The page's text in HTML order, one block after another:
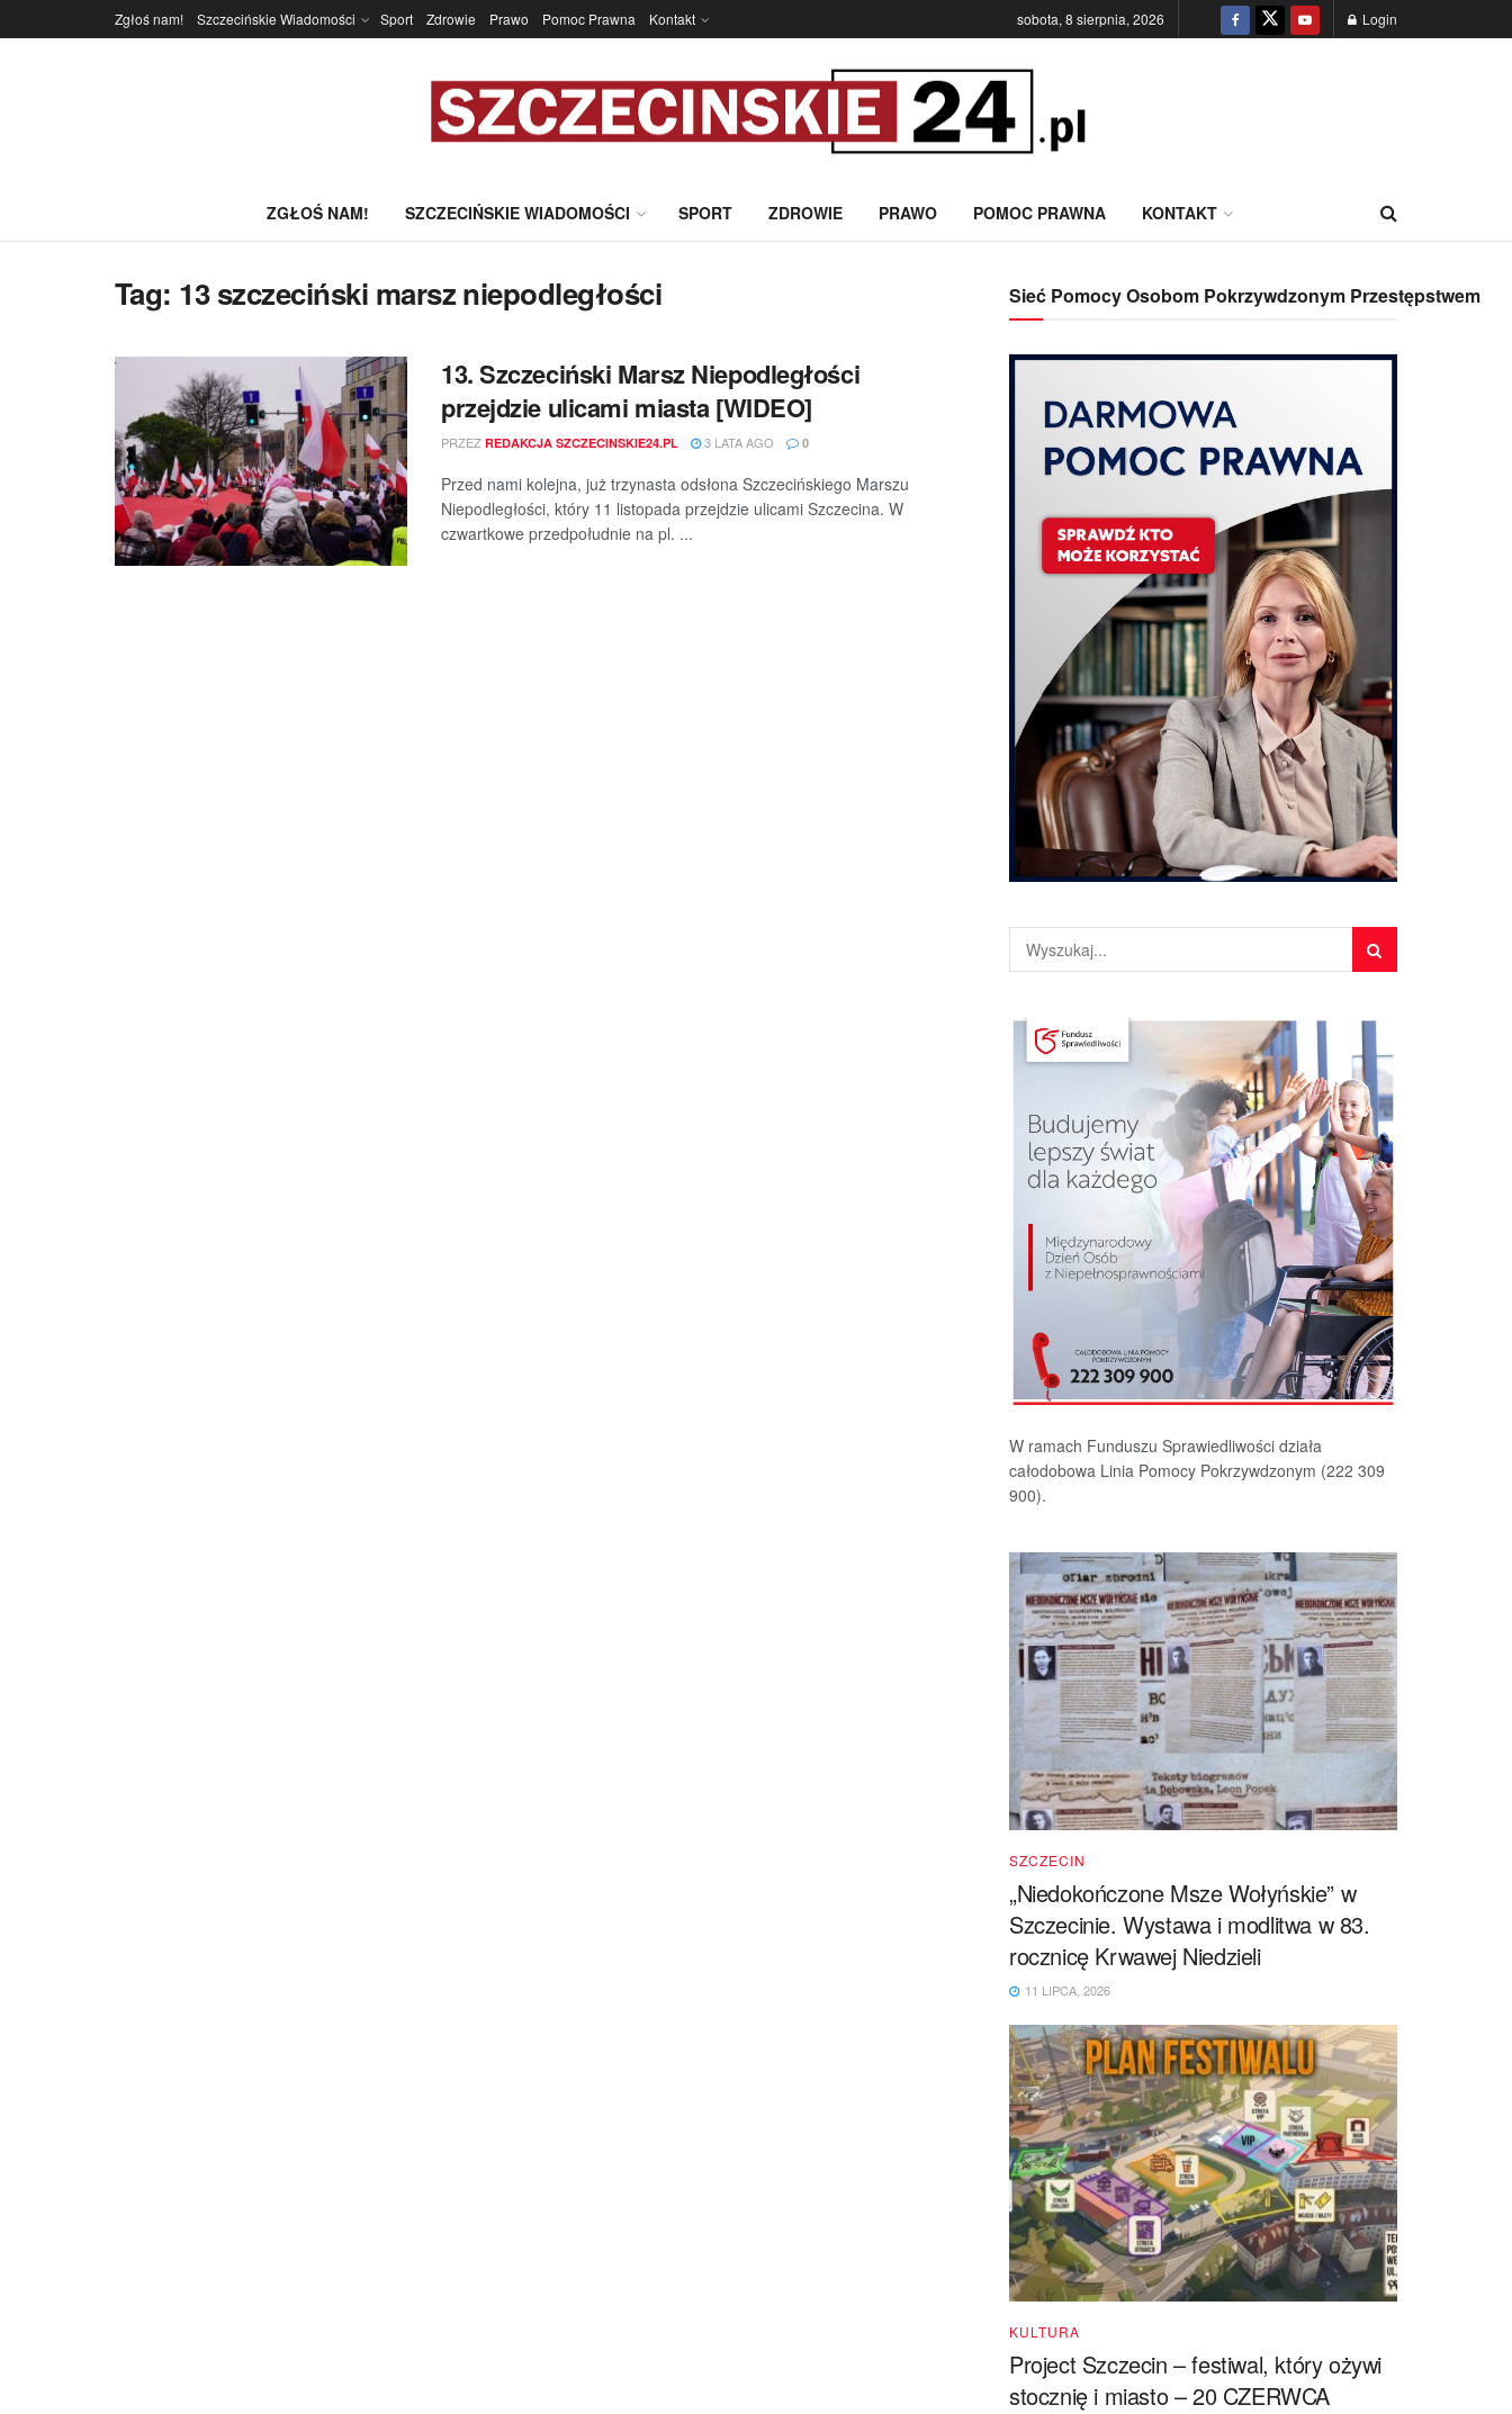
Zgłoś nam! Szczecińskie Wiadomości Sport Zdrowie Prawo Pomoc Prawna Kontakt sobota, 8 sierpnia, 2026 Login
ZGŁOŚ NAM! SZCZECIŃSKIE WIADOMOŚCI SPORT ZDROWIE PRAWO POMOC PRAWNA KONTAKT
Tag: 13 szczeciński marsz niepodległości
13. Szczeciński Marsz Niepodległości
przejdzie ulicami miasta [WIDEO]
PRZEZ REDAKCJA SZCZECINSKIE24.PL 3 LATA AGO 0
Przed nami kolejna, już trzynasta odsłona Szczecińskiego Marszu
Niepodległości, który 11 listopada przejdzie ulicami Szczecina. W
czwartkowe przedpołudnie na pl. ...
Sieć Pomocy Osobom Pokrzywdzonym Przestępstwem
W ramach Funduszu Sprawiedliwości działa
całodobowa Linia Pomocy Pokrzywdzonym (222 309
900).
SZCZECIN
„Niedokończone Msze Wołyńskie” w
Szczecinie. Wystawa i modlitwa w 83.
rocznicę Krwawej Niedzieli
11 LIPCA, 2026
KULTURA
Project Szczecin – festiwal, który ożywi
stocznię i miasto – 20 CZERWCA